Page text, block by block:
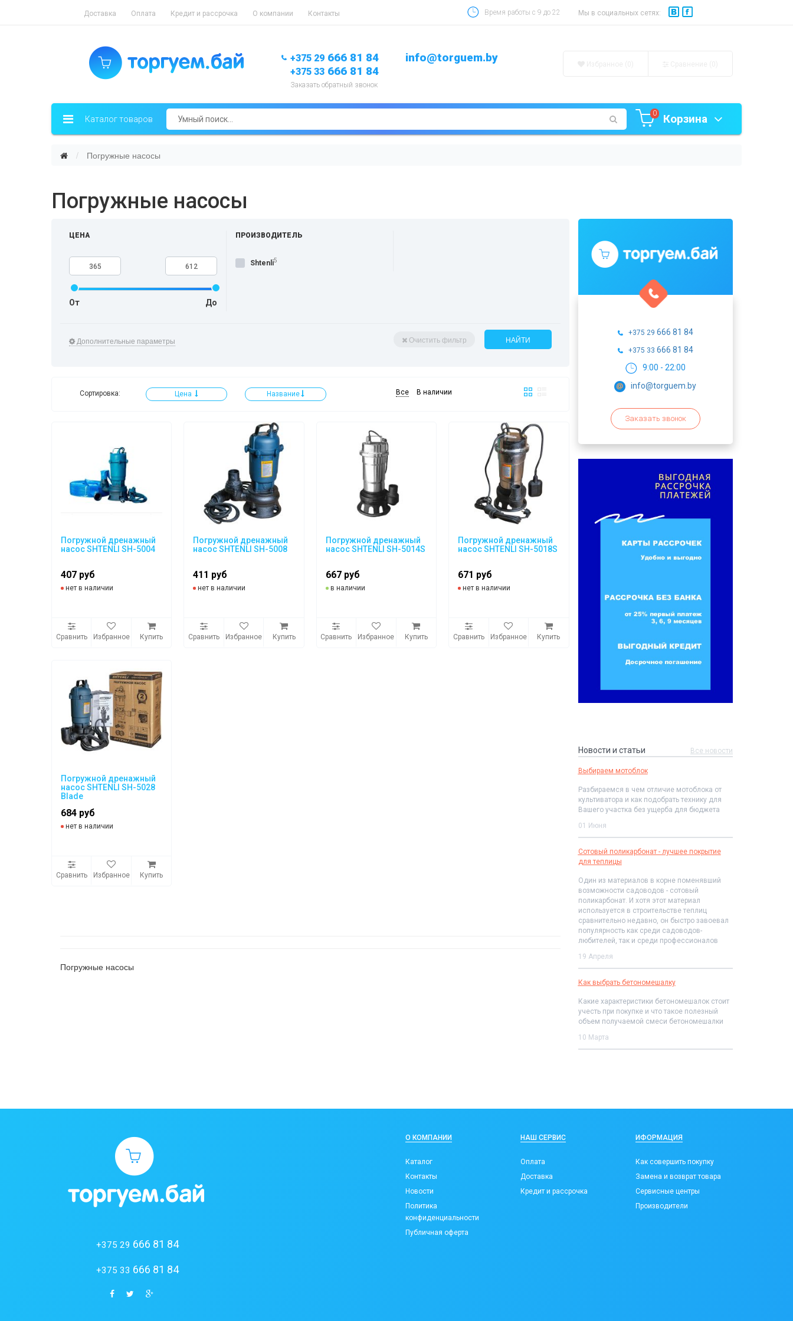
Доставка Оплата Кредит и рассрочка О компании Контакты Время работы с 9 до 22 Мы в социальных сетях:
+375 29 666 81 84
+375 33 666 81 84
Заказать обратный звонок
info@torguem.by
Каталог товаров
0 Корзина
Погружные насосы
Погружные насосы
ЦЕНА
От До
ПРОИЗВОДИТЕЛЬ
Shtenli5
Дополнительные параметры Очистить фильтр НАЙТИ
Сортировка: Цена Название Все В наличии
Погружной дренажный
насос SHTENLI SH-5004
407 руб
нет в наличии
Сравнить Избранное Купить
Погружной дренажный
насос SHTENLI SH-5008
411 руб
нет в наличии
Сравнить Избранное Купить
Погружной дренажный
насос SHTENLI SH-5014S
667 руб
в наличии
Сравнить Избранное Купить
Погружной дренажный
насос SHTENLI SH-5018S
671 руб
нет в наличии
Сравнить Избранное Купить
Погружной дренажный
насос SHTENLI SH-5028
Blade
684 руб
нет в наличии
Сравнить Избранное Купить
Погружные насосы
+375 29 666 81 84
+375 33 666 81 84
9:00 - 22:00
info@torguem.by
Заказать звонок
Новости и статьи Все новости
Выбираем мотоблок
Разбираемся в чем отличие мотоблока от
культиватора и как подобрать технику для
Вашего участка без ущерба для бюджета
01 Июня
Сотовый поликарбонат - лучшее покрытие
для теплицы
Один из материалов в корне поменявший
возможности садоводов - сотовый
поликарбонат. И хотя этот материал
используется в строительстве теплиц
сравнительно недавно, он быстро завоевал
популярность как среди садоводов-
любителей, так и среди профессионалов
19 Апреля
Как выбрать бетономешалку
Какие характеристики бетономешалок стоит
учесть при покупке и что такое полезный
объем получаемой смеси бетономешалки
10 Марта
+375 29 666 81 84
+375 33 666 81 84
О КОМПАНИИ
Каталог
Контакты
Новости
Политика
конфиденциальности
Публичная оферта
НАШ СЕРВИС
Оплата
Доставка
Кредит и рассрочка
ИФОРМАЦИЯ
Как совершить покупку
Замена и возврат товара
Сервисные центры
Производители